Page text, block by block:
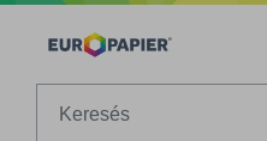
Table Of Content
Az Önt érdeklő termékek